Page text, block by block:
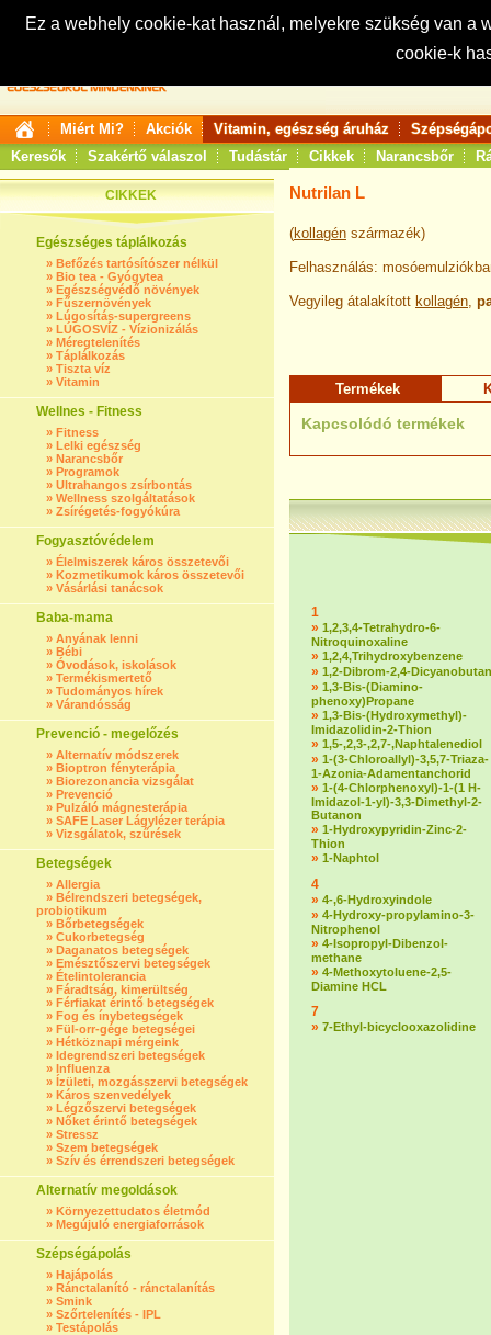
Ez a webhely cookie-kat használ, melyekre szükség van
cookie-k
Keresés:
Miért Mi? Akciók Vitamin, egészség áruház
Keresők
Szakértő válaszol Tudástár Cikkek Narancsbőr
CIKKEK
Egészséges táplálkozás
» Befőzés tartósítószer nélkül
» Bio tea - Gyógytea
» Egészségvédő növények
» Fűszernövények
» Lúgosítás-supergreens
» LÚGOSVÍZ - Vízionizálás
» Méregtelenítés
» Táplálkozás
» Tiszta víz
» Vitamin
Wellnes - Fitness
» Fitness
» Lelki egészség
» Narancsbőr
» Programok
» Ultrahangos zsírbontás
» Wellness szolgáltatások
» Zsírégetés-fogyókúra
Fogyasztóvédelem
» Élelmiszerek káros összetevői
» Kozmetikumok káros összetevői
» Vásárlási tanácsok
Baba-mama
» Anyának lenni
» Bébi
» Óvodások, iskolások
» Termékismertető
» Tudományos hírek
» Várandósság
Prevenció - megelőzés
» Alternatív módszerek
» Bioptron fényterápia
» Biorezonancia vizsgálat
» Prevenció
» Pulzáló mágnesterápia
» SAFE Laser Lágylézer terápia
» Vizsgálatok, szűrések
Betegségek
» Allergia
» Bélrendszeri betegségek,
probiotikum
» Bőrbetegségek
» Cukorbetegség
» Daganatos betegségek
» Emésztőszervi betegségek
» Ételintolerancia
» Fáradtság, kimerültség
» Férfiakat érintő betegségek
» Fog és ínybetegségek
» Fül-orr-gége betegségei
» Hétköznapi mérgeink
» Idegrendszeri betegségek
» Influenza
» Ízületi, mozgásszervi betegségek
» Káros szenvedélyek
» Légzőszervi betegségek
» Nőket érintő betegségek
» Stressz
» Szem betegségek
» Szív és érrendszeri betegségek
Alternatív megoldások
» Környezettudatos életmód
» Megújuló energiaforrások
Szépségápolás
» Hajápolás
» Ránctalanító - ránctalanítás
» Smink
» Szőrtelenítés - IPL
» Testápolás
Nutrilan L
(kollagén származék)
Felhasználás:
Vegyileg átalakított kollagén,
Termékek
Kapcsolódó termékek
1
» 1,2,3,4-Tetrahydro-6-
Nitroquinoxaline
» 1,2,4,Trihydroxybenzene
» 1,2-Dibrom-2,4-Dicyanobutan
» 1,3-Bis-(Diamino-
phenoxy)Propane
» 1,3-Bis-(Hydroxymethyl)-
Imidazolidin-2-Thion
» 1,5-,2,3-,2,7-,Naphtalenediol
» 1-(3-Chloroallyl)-3,5,7-Triaza-
1-Azonia-Adamentanchorid
» 1-(4-Chlorphenoxyl)-1-(1 H-
Imidazol-1-yl)-3,3-Dimethyl-2-
Butanon
» 1-Hydroxypyridin-Zinc-2-
Thion
» 1-Naphtol
4
» 4-,6-Hydroxyindole
» 4-Hydroxy-propylamino-3-
Nitrophenol
» 4-Isopropyl-Dibenzol-
methane
» 4-Methoxytoluene-2,5-
Diamine HCL
7
» 7-Ethyl-bicyclooxazolidine